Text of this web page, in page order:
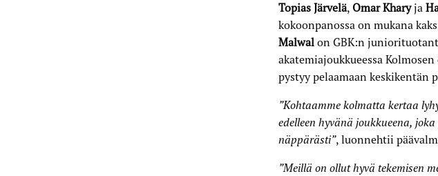
Topias Järvelä, Omar Kharyja
kokoonpanossa on mukana
Malwalon GBK:n
akatemiajoukkueessa
pystyy pelaamaan keskikentän
”Kohtaamme kolmatta kertaa
edelleen hyvänä joukkueena,
näppärästi”, luonnehtii
”Meillä on ollut hyvä tekemisen